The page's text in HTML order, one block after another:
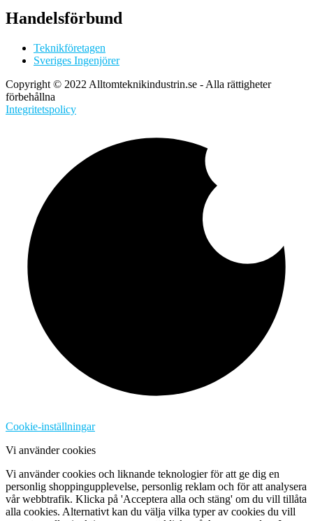
Handelsförbund
Teknikföretagen
Sveriges Ingenjörer
Copyright © 2022 Alltomteknikindustrin.se - Alla rättigheter
förbehållna
Integritetspolicy
Cookie-inställningar
Vi använder cookies
Vi använder cookies och liknande teknologier för att ge dig en
personlig shoppingupplevelse, personlig reklam och för att analysera
vår webbtrafik. Klicka på 'Acceptera alla och stäng' om du vill tillåta
alla cookies. Alternativt kan du välja vilka typer av cookies du vill